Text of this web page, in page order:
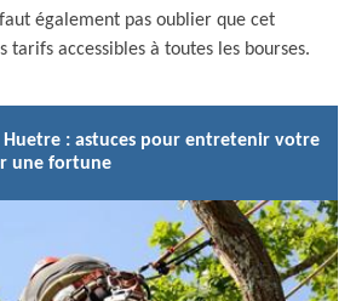
également pas oublier que cet
tarifs accessibles à toutes les bourses.
Huetre : astuces pour entretenir votre
une fortune